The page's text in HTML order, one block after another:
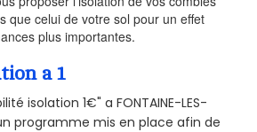
que celui de votre sol pour un effet
plus importantes.
a 1
isolation 1€" a FONTAINE-LES-
programme mis en place afin de